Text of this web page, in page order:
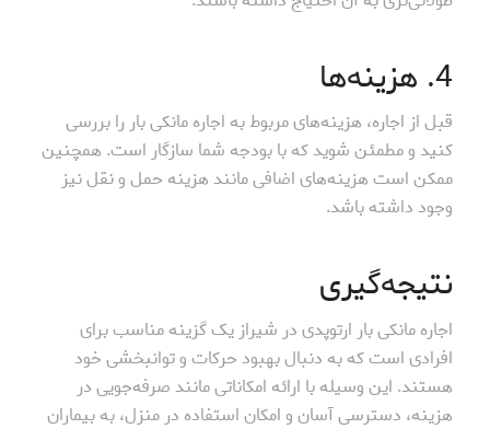
4. هزینه‌ها
قبل از اجاره، هزینه‌های مربوط به اجاره مانکی بار را بررسی
کنید و مطمئن شوید که با بودجه شما سازگار است. همچنین
ممکن است هزینه‌های اضافی مانند هزینه حمل و نقل نیز
وجود داشته باشد.
نتیجه‌گیری
اجاره مانکی بار ارتوپدی در شیراز یک گزینه مناسب برای
افرادی است که به دنبال بهبود حرکات و توانبخشی خود
هستند. این وسیله با ارائه امکاناتی مانند صرفه‌جویی در
هزینه، دسترسی آسان و امکان استفاده در منزل، به بیماران